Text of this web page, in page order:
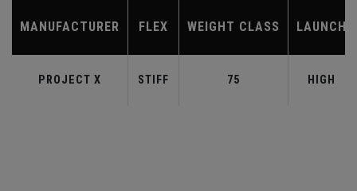
MANUFACTURER FLEX WEIGHT CLASS LAUNCH
PROJECT X STIFF 75 HIGH